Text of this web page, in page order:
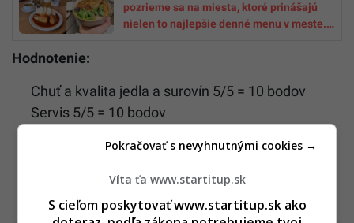
pozrieme sa na miesta, ktoré prinášajú
nielen to najlepšie denné menu v meste.
Hodnotenie:
Chuť a kvalita jedla a surovín 5/5 = 10 bodov
Servis 5/5 = 10 bodov
Pomer cena/kvalita 5/5 = 5 bodov
Niečo naviac 4/5 = 4 body
Celkové hodnotenie 33 bodov z možných 35.
Víta ťa www.startitup.sk
S cieľom poskytovať www.startitup.sk ako
Pokračovať s nevyhnutnými cookies →